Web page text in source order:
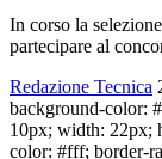
In corso la
partecipare al
Redazione Tecnica
background-color:
10px; width: 22px;
color: #fff; border-